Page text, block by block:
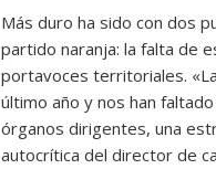
Más duro ha sido con dos
partido naranja: la falta de
portavoces territoriales.
último año y nos han
órganos dirigentes, una
autocrítica del director de